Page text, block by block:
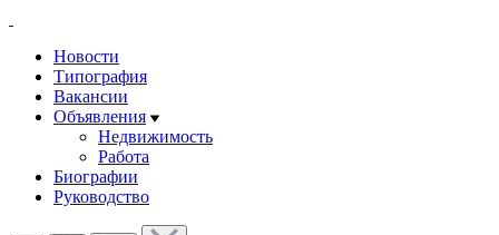
Новости
Типография
Вакансии
Объявления
Недвижимость
Работа
Биографии
Руководство